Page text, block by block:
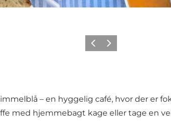
Forrige billede
Næste billede
– en hyggelig café, hvor der er
med hjemmebagt kage eller tage en